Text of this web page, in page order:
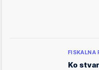
FISKALNA
Ko